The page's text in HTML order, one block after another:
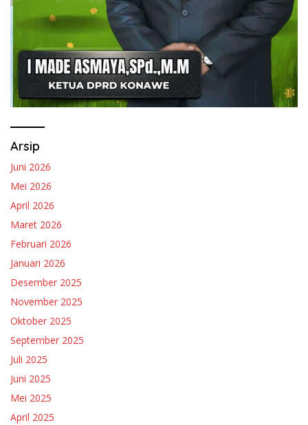
Arsip
Juni 2026
Mei 2026
April 2026
Maret 2026
Februari 2026
Januari 2026
Desember 2025
November 2025
Oktober 2025
September 2025
Juli 2025
Juni 2025
Mei 2025
April 2025